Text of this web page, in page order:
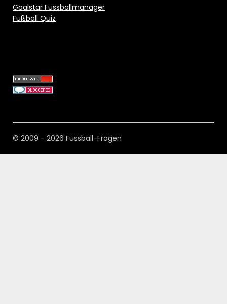
Goalstar Fussballmanager
Fußball Quiz
© 2009 - 2026 Fussball-Fragen